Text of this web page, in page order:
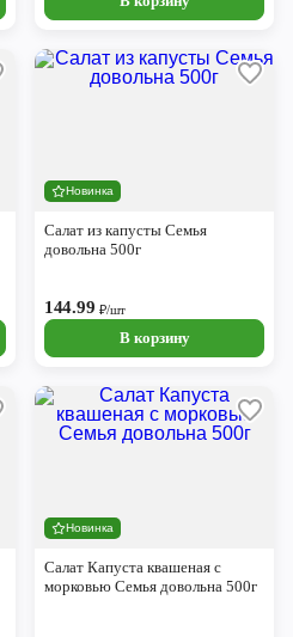
Новинка
Салат из капусты Семья
довольна 500г
144.99 ₽/шт
В корзину
Новинка
Салат Капуста квашеная с
морковью Семья довольна 500г